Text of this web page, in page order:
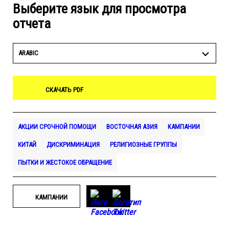
Выберите язык для просмотра
отчета
ARABIC
СКАЧАТЬ PDF
АКЦИИ СРОЧНОЙ ПОМОЩИ ВОСТОЧНАЯ АЗИЯ КАМПАНИИ
КИТАЙ ДИСКРИМИНАЦИЯ РЕЛИГИОЗНЫЕ ГРУППЫ
ПЫТКИ И ЖЕСТОКОЕ ОБРАЩЕНИЕ
КАМПАНИИ